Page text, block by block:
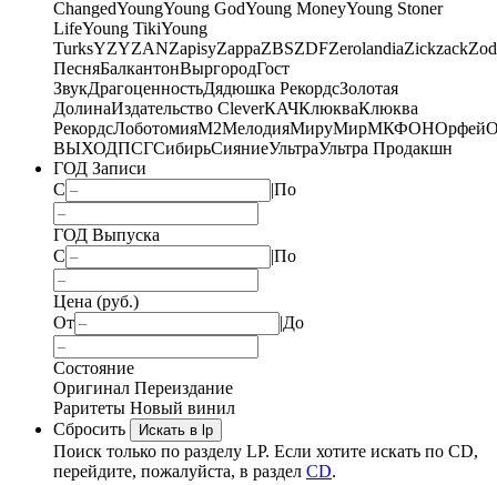
ChangedYoungYoung GodYoung MoneyYoung Stoner
LifeYoung TikiYoung
TurksYZYZANZapisyZappaZBSZDFZerolandiaZickzack
ПесняБалкантонВыргородГост
ЗвукДрагоценностьДядюшка РекордсЗолотая
ДолинаИздательство CleverКАЧКлюкваКлюква
РекордсЛоботомияМ2МелодияМируМирМКФОНОрфей
ВЫХОДПСГСибирьСияниеУльтраУльтра Продакшн
ГОД Записи
С
|По
ГОД Выпуска
С
|По
Цена (руб.)
От
|До
Состояние
Оригинал Переиздание
Раритеты Новый винил
Сбросить
Искать в lp
Поиск только по разделу LP. Если хотите искать по CD,
перейдите, пожалуйста, в раздел CD.